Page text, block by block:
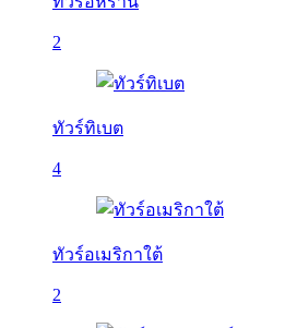
2
ทัวร์ทิเบต
4
ทัวร์อเมริกาใต้
2